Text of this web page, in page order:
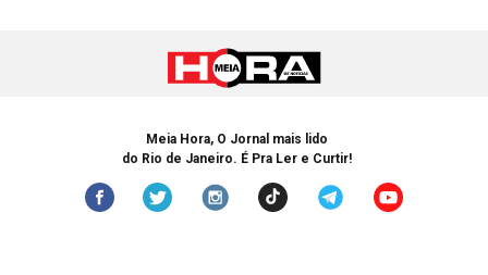
Meia Hora, O Jornal mais lido
do Rio de Janeiro. É Pra Ler e Curtir!